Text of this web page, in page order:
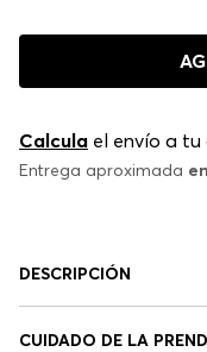
Calcula el envío a tu
Entrega aproximada
DESCRIPCIÓN
CUIDADO DE LA